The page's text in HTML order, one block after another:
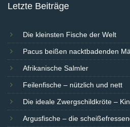
Letzte Beiträge
Die kleinsten Fische der Welt
Pacus beißen nacktbadenden
Afrikanische Salmler
Feilenfische – nützlich und nett
Die ideale Zwergschildkröte –
Argusfische – die